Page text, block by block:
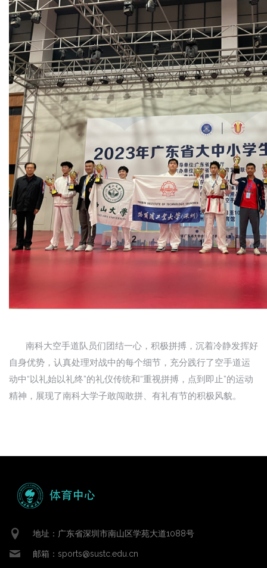
南科大空手道队员们团结一心，积极拼搏，沉着冷静发挥好
自身优势，认真处理对战中的每个细节，充分践行了空手道运
动中“以礼始以礼终”的礼仪传统和“重视拼搏，点到即止”的运动
精神，展现了南科大学子敢闯敢拼、有礼有节的积极风貌。
地址：广东省深圳市南山区学苑大道1088号
邮箱：sports@sustc.edu.cn